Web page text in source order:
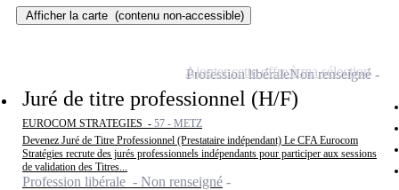
Afficher la carte (contenu non-accessible)
Juré de titre professionnel (H/F)
EUROCOM STRATEGIES - 57 - METZ
Devenez Juré de Titre Professionnel (Prestataire indépendant) Le CFA Eurocom
Stratégies recrute des jurés professionnels indépendants pour participer aux sessions
de validation des Titres...
Profession libérale - Non renseigné
Profession libéraleNon renseigné
Ajouter cette offre à ma sélection